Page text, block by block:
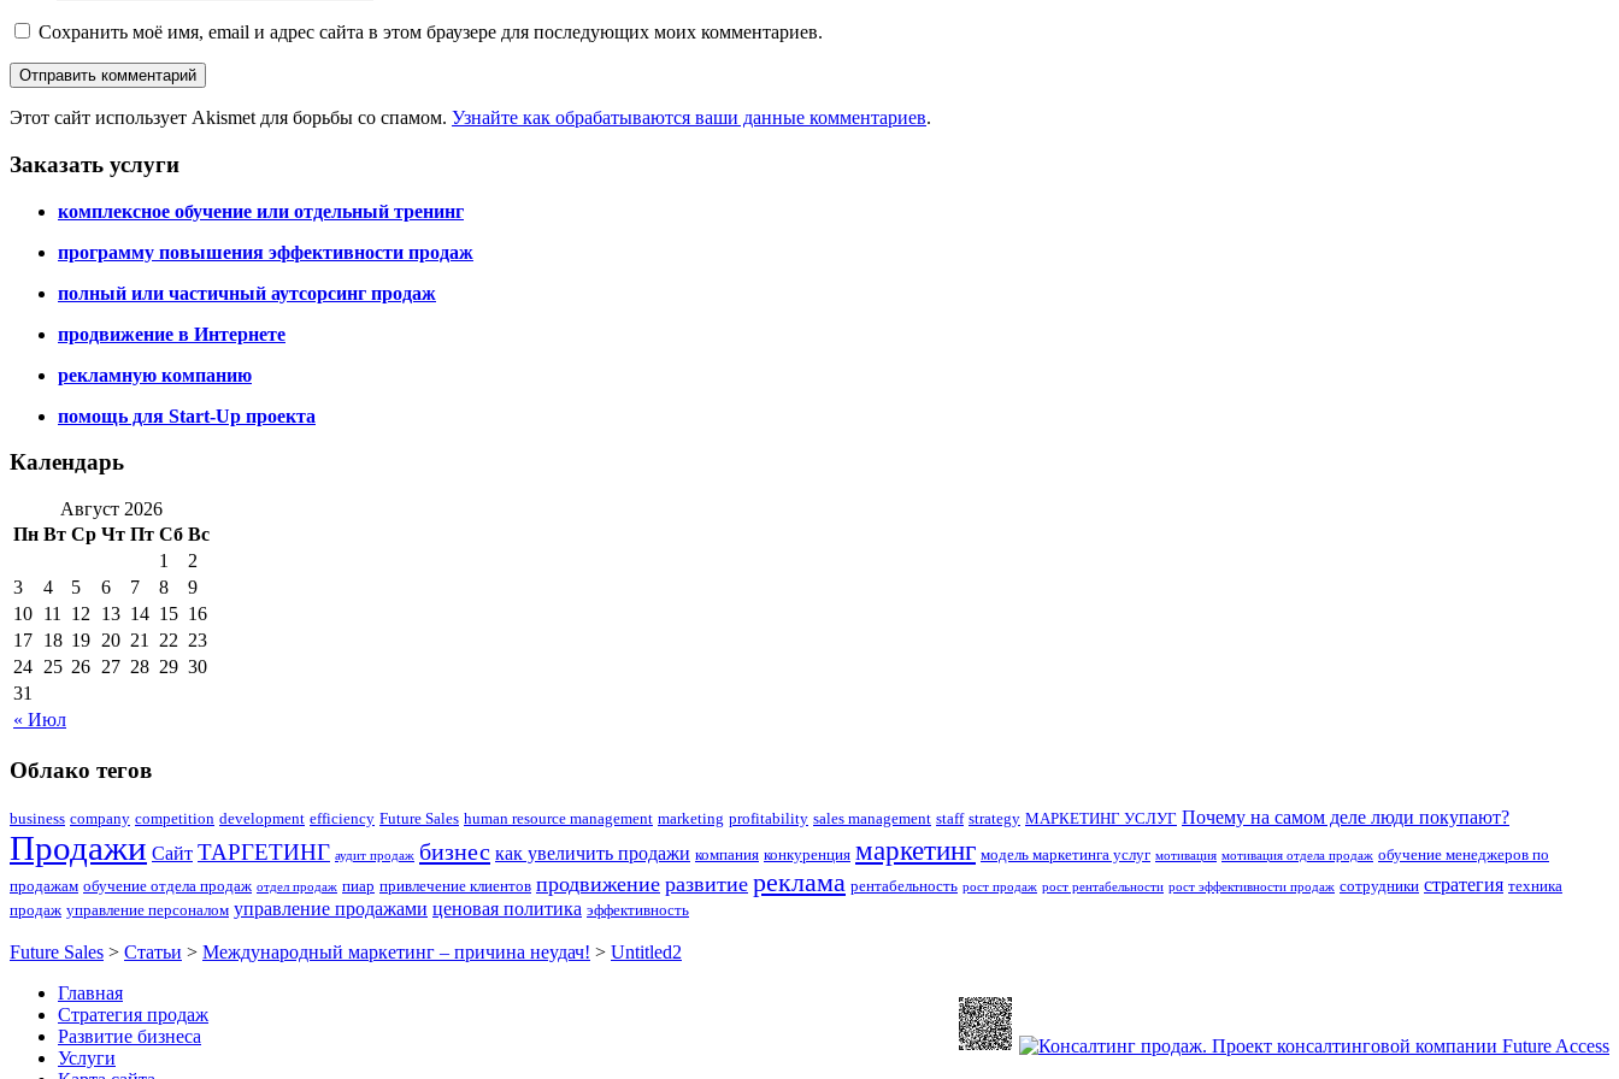
Сохранить моё имя, email и адрес сайта в этом браузере для последующих моих комментариев.
Этот сайт использует Akismet для борьбы со спамом. Узнайте как обрабатываются ваши данные комментариев.
Заказать услуги
комплексное обучение или отдельный тренинг
программу повышения эффективности продаж
полный или частичный аутсорсинг продаж
продвижение в Интернете
рекламную компанию
помощь для Start-Up проекта
Календарь
Август 2026
Пн Вт Ср Чт Пт Сб Вс
« Июл
1
2
3
4 5 6 7 8
9
10 11 12 13 14 15 16
17 18 19 20 21 22 23
24 25 26 27 28 29 30
31
Облако тегов
business company competition development efficiency Future Sales human resource management marketing profitability sales management staff strategy МАРКЕТИНГ УСЛУГ Почему на самом деле люди покупают?
Продажи Сайт ТАРГЕТИНГ аудит продаж бизнес как увеличить продажи компания конкуренция маркетинг модель маркетинга услуг мотивация мотивация отдела продаж обучение менеджеров по
продажам обучение отдела продаж отдел продаж пиар привлечение клиентов продвижение развитие реклама рентабельность рост продаж рост рентабельности рост эффективности продаж сотрудники стратегия техника
продаж управление персоналом управление продажами ценовая политика эффективность
Future Sales > Статьи > Международный маркетинг – причина неудач! > Untitled2
Главная
Стратегия продаж
Развитие бизнеса
Услуги